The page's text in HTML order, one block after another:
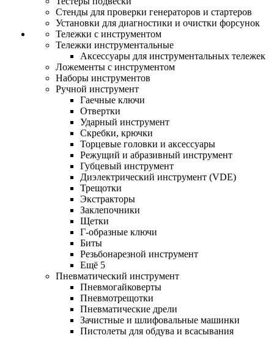
Стенды для проверки генераторов и стартеров
Установки для диагностики и очистки форсунок
Тележки с инструментом
Тележки инструментальные
Аксессуары для инструментальных тележек
Ложементы с инструментом
Наборы инструментов
Ручной инструмент
Гаечные ключи
Отвертки
Ударный инструмент
Скребки, крючки
Торцевые головки и аксессуары
Режущий и абразивный инструмент
Губцевый инструмент
Диэлектрический инструмент (VDE)
Трещотки
Экстракторы
Заклепочники
Щетки
Г-образные ключи
Биты
Резьбонарезной инструмент
Ещё 5
Пневматический инструмент
Пневмогайковерты
Пневмотрещотки
Пневматические дрели
Зачистные и шлифовальные машинки
Пистолеты для обдува и всасывания